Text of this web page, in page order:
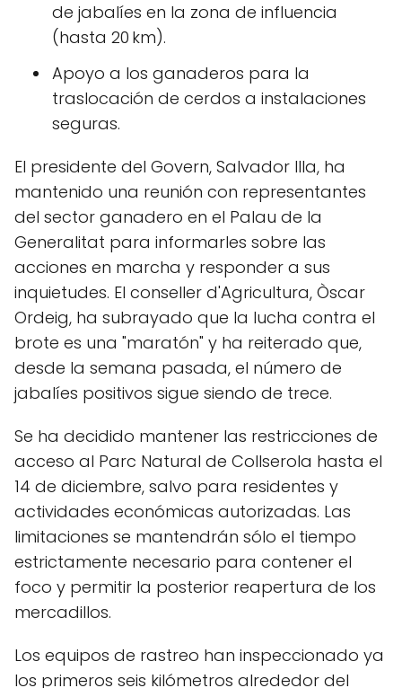
de jabalíes en la zona de influencia
(hasta 20 km).
Apoyo a los ganaderos para la
traslocación de cerdos a instalaciones
seguras.
El presidente del Govern, Salvador Illa, ha
mantenido una reunión con representantes
del sector ganadero en el Palau de la
Generalitat para informarles sobre las
acciones en marcha y responder a sus
inquietudes. El conseller d'Agricultura, Òscar
Ordeig, ha subrayado que la lucha contra el
brote es una "maratón" y ha reiterado que,
desde la semana pasada, el número de
jabalíes positivos sigue siendo de trece.
Se ha decidido mantener las restricciones de
acceso al Parc Natural de Collserola hasta el
14 de diciembre, salvo para residentes y
actividades económicas autorizadas. Las
limitaciones se mantendrán sólo el tiempo
estrictamente necesario para contener el
foco y permitir la posterior reapertura de los
mercadillos.
Los equipos de rastreo han inspeccionado ya
los primeros seis kilómetros alrededor del